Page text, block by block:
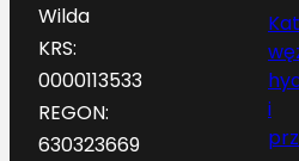
Wilda
KRS:
0000113533
REGON:
630323669
i